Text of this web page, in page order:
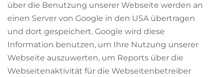
über die Benutzung unserer Webseite werden an
einen Server von Google in den USA übertragen
und dort gespeichert. Google wird diese
Information benutzen, um Ihre Nutzung unserer
Webseite auszuwerten, um Reports über die
Webseitenaktivität für die Webseitenbetreiber